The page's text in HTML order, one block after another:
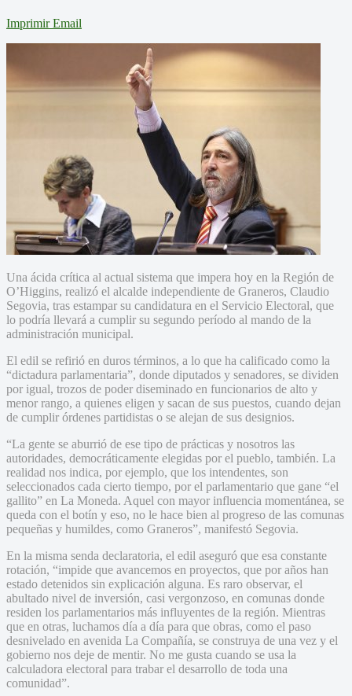
Imprimir Email
Una ácida crítica al actual sistema que impera hoy en la Región de
O’Higgins, realizó el alcalde independiente de Graneros, Claudio
Segovia, tras estampar su candidatura en el Servicio Electoral, que
lo podría llevará a cumplir su segundo período al mando de la
administración municipal.
El edil se refirió en duros términos, a lo que ha calificado como la
“dictadura parlamentaria”, donde diputados y senadores, se dividen
por igual, trozos de poder diseminado en funcionarios de alto y
menor rango, a quienes eligen y sacan de sus puestos, cuando dejan
de cumplir órdenes partidistas o se alejan de sus designios.
“La gente se aburrió de ese tipo de prácticas y nosotros las
autoridades, democráticamente elegidas por el pueblo, también. La
realidad nos indica, por ejemplo, que los intendentes, son
seleccionados cada cierto tiempo, por el parlamentario que gane “el
gallito” en La Moneda. Aquel con mayor influencia momentánea, se
queda con el botín y eso, no le hace bien al progreso de las comunas
pequeñas y humildes, como Graneros”, manifestó Segovia.
En la misma senda declaratoria, el edil aseguró que esa constante
rotación, “impide que avancemos en proyectos, que por años han
estado detenidos sin explicación alguna. Es raro observar, el
abultado nivel de inversión, casi vergonzoso, en comunas donde
residen los parlamentarios más influyentes de la región. Mientras
que en otras, luchamos día a día para que obras, como el paso
desnivelado en avenida La Compañía, se construya de una vez y el
gobierno nos deje de mentir. No me gusta cuando se usa la
calculadora electoral para trabar el desarrollo de toda una
comunidad”.